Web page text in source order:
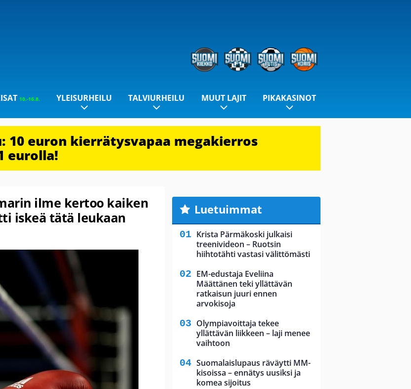
10.-16.8. YLEISURHEILU TALVIURHEILU MUUT LAJIT PIKAKASINOT
10 euron kierrätysvapaa megakierros
eurolla!
ilme kertoo kaiken
iskeä tätä leukaan
Luetuimmat
Krista Pärmäkoski julkaisi
treenivideon – Ruotsin
hiihtotähti vastasi välittömästi
EM-edustaja Eveliina
Määttänen teki yllättävän
ratkaisun juuri ennen
arvokisoja
Olympiavoittaja tekee
yllättävän liikkeen – laji menee
vaihtoon
Suomalaislupaus räväytti MM-
kisoissa – ennätys uusiksi ja
komea sijoitus